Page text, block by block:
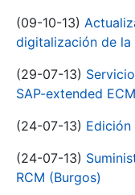
(09-10-13)
digitalización de la
(29-07-13)
SAP-extended
(24-07-13) Edición
(24-07-13)
RCM (Burgos)